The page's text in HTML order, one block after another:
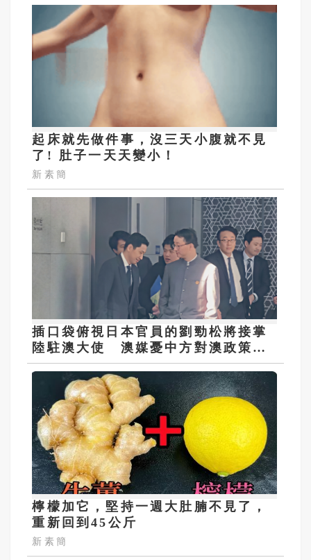
起床就先做件事，沒三天小腹就不見
了! 肚子一天天變小！
新素簡
插口袋俯視日本官員的劉勁松將接掌
陸駐澳大使 澳媒憂中方對澳政策轉
強硬
檸檬加它，堅持一週大肚腩不見了，
重新回到45公斤
新素簡